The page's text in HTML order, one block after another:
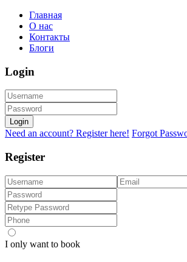
Главная
О нас
Контакты
Блоги
Login
Login
Need an account? Register here! Forgot
Register
I only want to book